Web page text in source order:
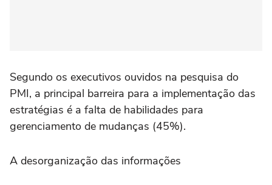
Segundo os executivos ouvidos na pesquisa do
PMI, a principal barreira para a implementação das
estratégias é a falta de habilidades para
gerenciamento de mudanças (45%).
A desorganização das informações